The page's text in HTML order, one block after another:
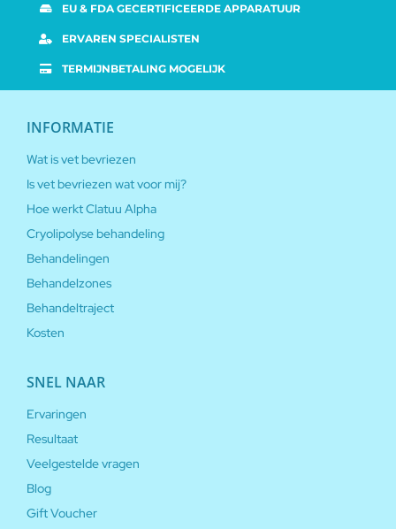
EU & FDA GECERTIFICEERDE APPARATUUR
ERVAREN SPECIALISTEN
TERMIJNBETALING MOGELIJK
INFORMATIE
Wat is vet bevriezen
Is vet bevriezen wat voor mij?
Hoe werkt Clatuu Alpha
Cryolipolyse behandeling
Behandelingen
Behandelzones
Behandeltraject
Kosten
SNEL NAAR
Ervaringen
Resultaat
Veelgestelde vragen
Blog
Gift Voucher